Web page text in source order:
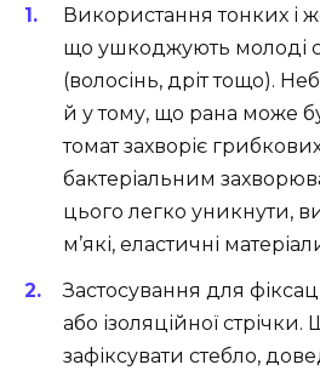
Використання тонких і
що ушкоджують молоді
(волосінь, дріт тощо).
й у тому, що рана може
томат захворіє
бактеріальним
цього легко уникнути,
м’які, еластичні
Застосування для
або ізоляційної стрічки.
зафіксувати стебло,